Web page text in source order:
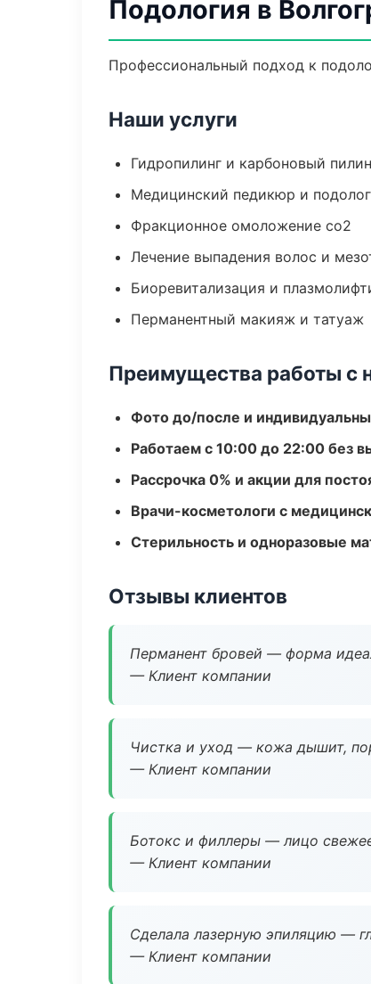
Подология в
Профессиональный подход к
Наши услуги
Гидропилинг и карбоновый
Медицинский педикюр и
Фракционное омоложение co2
Лечение выпадения волос и
Биоревитализация и
Перманентный макияж и татуаж
Преимущества работы с
Фото до/после и
Работаем с 10:00 до 22:00 без
Рассрочка 0% и акции для
Врачи-косметологи с
Стерильность и одноразовые
Отзывы клиентов
Перманент бровей — форма
— Клиент компании
Чистка и уход — кожа дышит,
— Клиент компании
Ботокс и филлеры — лицо
— Клиент компании
Сделала лазерную эпиляцию —
— Клиент компании